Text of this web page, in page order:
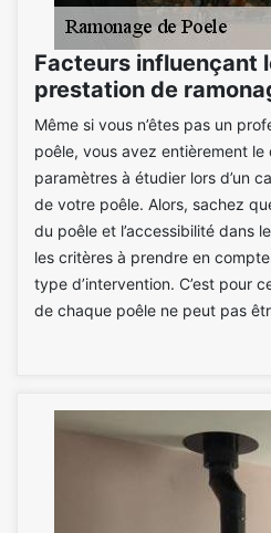
Facteurs influençant
prestation de
Même si vous n’êtes pas un
poêle, vous avez entièrement
paramètres à étudier lors d’un
de votre poêle. Alors, sachez
du poêle et l’accessibilité dans
les critères à prendre en
type d’intervention. C’est pour
de chaque poêle ne peut pas